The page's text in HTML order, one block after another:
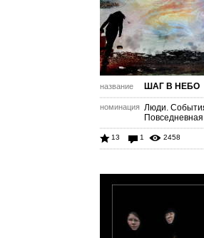
название ШАГ В НЕБО
номинация Люди.
13 1 2458